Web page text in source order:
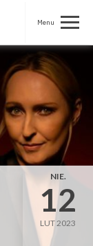
NIE.
12
LUT 2023